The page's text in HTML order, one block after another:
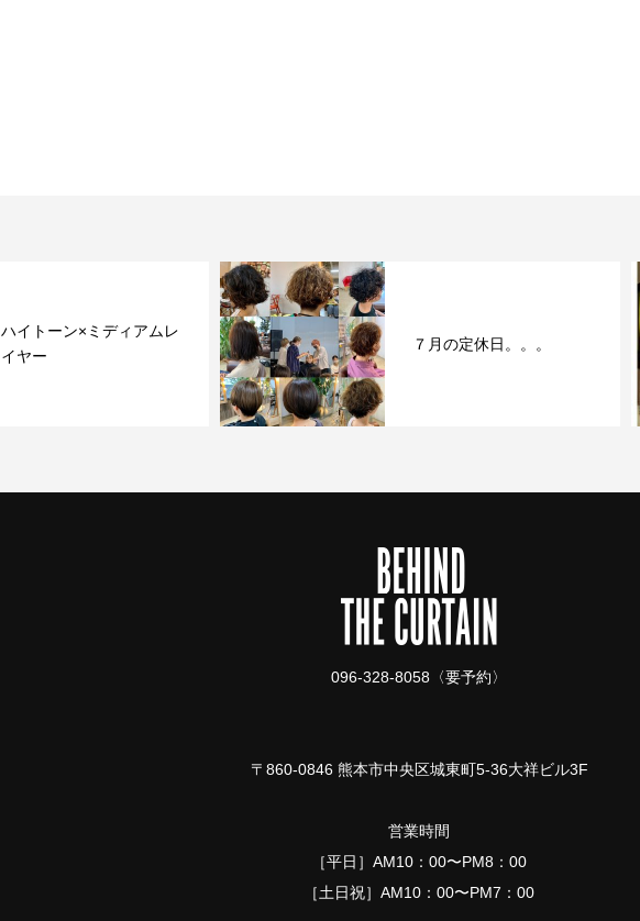
ハイトーン×ミディアムレ
イヤー
７月の定休日。。。
096-328-8058〈要予約〉
〒860-0846 熊本市中央区城東町5-36大祥ビル3F
営業時間
［平日］AM10：00〜PM8：00
［土日祝］AM10：00〜PM7：00